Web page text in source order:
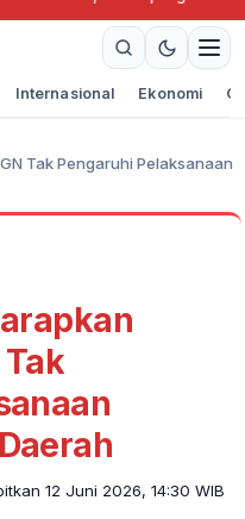
Internasional Ekonomi
Tak Pengaruhi Pelaksanaan
12 Juni 2026, 14:30 WIB